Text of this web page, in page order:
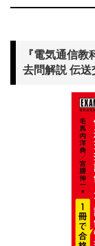
『電気通信
去問解説 伝送